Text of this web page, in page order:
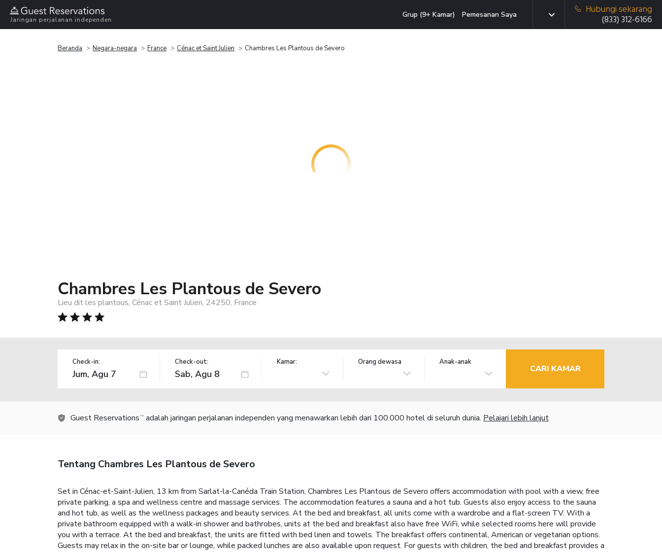
Jaringan perjalanan independen
Grup (9+ Kamar) Pemesanan Saya
Hubungi sekarang
(833) 312-6166
Beranda Negara-negara France Cénac et Saint Julien Chambres Les Plantous de Severo
Chambres Les Plantous de Severo
Lieu dit les plantous, Cénac et Saint Julien, 24250, France
Check-in: Check-out: Kamar: Orang dewasa Anak-anak
CARI KAMAR
Guest Reservations TM adalah jaringan perjalanan independen yang menawarkan lebih dari 100.000 hotel di seluruh dunia. Pelajari lebih lanjut
Tentang Chambres Les Plantous de Severo
Set in Cénac-et-Saint-Julien, 13 km from Sarlat-la-Canéda Train Station, Chambres Les Plantous de Severo offers accommodation with pool with a view, free
private parking, a spa and wellness centre and massage services. The accommodation features a sauna and a hot tub. Guests also enjoy access to the sauna
and hot tub, as well as the wellness packages and beauty services. At the bed and breakfast, all units come with a wardrobe and a flat-screen TV. With a
private bathroom equipped with a walk-in shower and bathrobes, units at the bed and breakfast also have free WiFi, while selected rooms here will provide
you with a terrace. At the bed and breakfast, the units are fitted with bed linen and towels. The breakfast offers continental, American or vegetarian options.
Guests may relax in the on-site bar or lounge, while packed lunches are also available upon request. For guests with children, the bed and breakfast provides a